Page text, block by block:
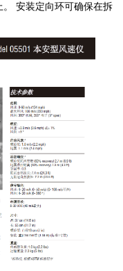
安装定向环可确保在拆